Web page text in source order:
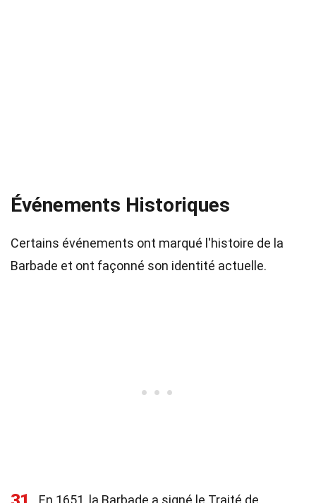
Événements Historiques
Certains événements ont marqué l'histoire de la
Barbade et ont façonné son identité actuelle.
En 1651, la Barbade a signé le Traité de